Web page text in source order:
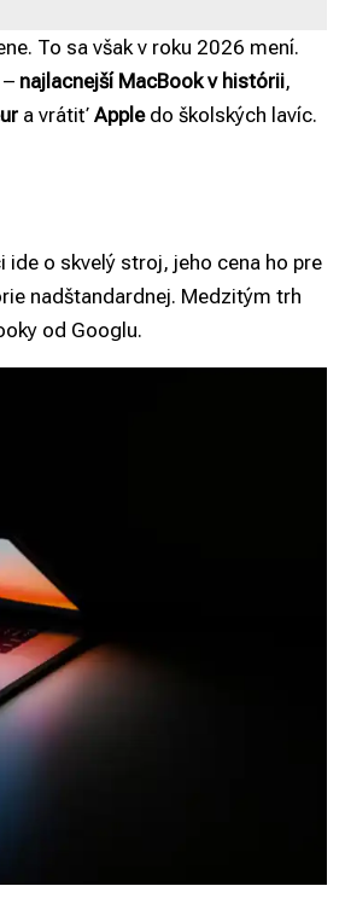
To sa však v roku 2026 mení.
najlacnejší MacBook v histórii,
a vrátiť Appledo školských lavíc.
ide o skvelý stroj, jeho cena ho pre
nadštandardnej. Medzitým trh
od Googlu.